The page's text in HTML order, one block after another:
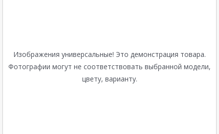
Изображения универсальные! Это демонстрация товара.
Фотографии могут не соответствовать выбранной модели,
цвету, варианту.